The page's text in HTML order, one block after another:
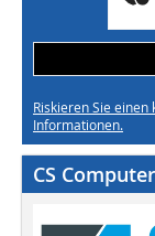
Riskieren Sie
Informationen.
CS